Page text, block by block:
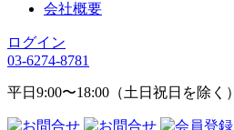
会社概要
ログイン
03-6274-8781
平日9:00〜18:00（土日祝日を除く）